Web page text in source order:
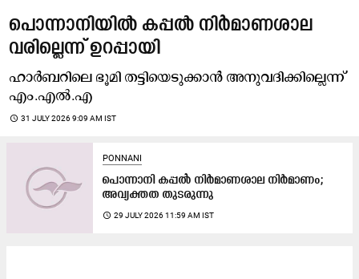
പൊന്നാനിയിൽ കപ്പൽ നിർമാണശാല
വരില്ലെന്ന് ഉറപ്പായി
ഹാർബറിലെ ഭൂമി തട്ടിയെടുക്കാൻ അനുവദിക്കില്ലെന്ന്
എം.എൽ.എ
access_time 31 JULY 2026 9:09 AM IST
PONNANI
പൊന്നാനി കപ്പൽ നിർമാണശാല നിർമാണം;
അവ്യക്തത തുടരുന്നു
access_time 29 JULY 2026 11:59 AM IST